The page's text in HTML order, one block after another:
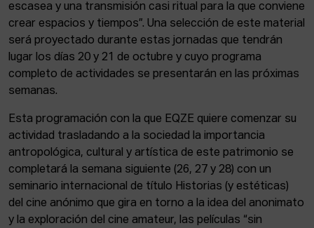
escasea y una transmisión casi ritual para la que conviene
crear espacios y tiempos”. Una selección de este material
será proyectado durante estas jornadas que tendrán
lugar los días 20 y 21 de octubre y cuyo programa
completo de actividades se presentarán en las próximas
semanas.
Esta programación con la que EQZE quiere comenzar su
actividad trasladando a la sociedad la importancia
antropológica, cultural y artística de este patrimonio se
completará la semana siguiente (26, 27 y 28) con un
seminario internacional de título Historias (y estéticas)
del cine anónimo que gira en torno a la idea del anonimato
y la exploración del cine amateur, las películas “sin